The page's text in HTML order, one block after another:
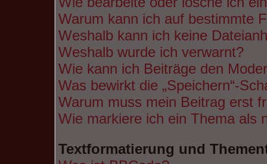
Warum kann ich auf bestimmte
Weshalb kann ich keine
Weshalb wurde ich verwarnt?
Wie kann ich Beiträge den
Was bewirkt die „Speichern“-
Warum muss mein Beitrag erst
Wie markiere ich ein Thema als
Textformatierung und